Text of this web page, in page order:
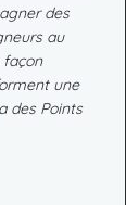
des
au
façon
une
des Points